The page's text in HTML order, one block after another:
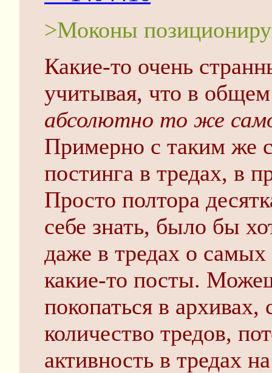
>Моконы
Какие-то очень
учитывая, что в
абсолютно то же
Примерно с таким же
постинга в тредах, в
Просто полтора
себе знать, было бы
даже в тредах о
какие-то посты.
покопаться в
количество тредов,
активность в тредах